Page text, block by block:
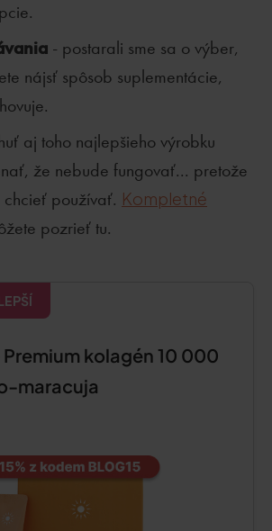
- postarali sme sa o výber,
nájsť spôsob suplementácie,
aj toho najlepšieho výrobku
že nebude fungovať... pretože
používať. Kompletné
pozrieť tu.
kolagén 10 000
maracuja